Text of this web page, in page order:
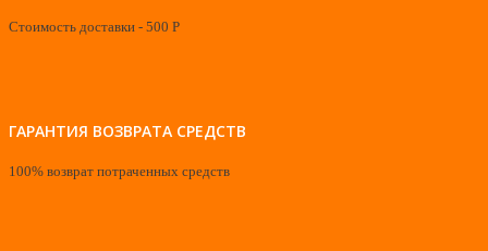
Стоимость доставки - 500 Р
ГАРАНТИЯ ВОЗВРАТА СРЕДСТВ
100% возврат потраченных средств